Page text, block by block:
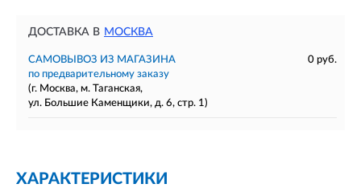
ДОСТАВКА В МОСКВА
САМОВЫВОЗ ИЗ МАГАЗИНА
0 руб.
по предварительному заказу
(г. Москва, м. Таганская,
ул. Большие Каменщики, д. 6, стр. 1)
ХАРАКТЕРИСТИКИ